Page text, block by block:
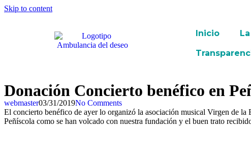
Skip to content
Inicio
Donación Concierto benéfico en
webmaster03/31/2019No Comments
El concierto benéfico de ayer lo organizó la asociación musical Virgen de la
Peñíscola como se han volcado con nuestra fundación y el buen trato